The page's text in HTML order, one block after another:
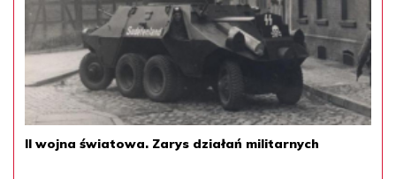
II wojna światowa. Zarys działań militarnych